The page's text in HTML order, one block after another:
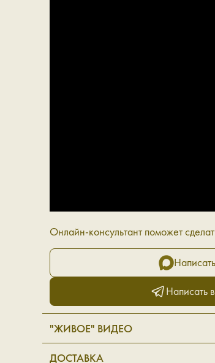
Онлайн-консультант поможет
Написать
"ЖИВОЕ" ВИДЕО
ДОСТАВКА